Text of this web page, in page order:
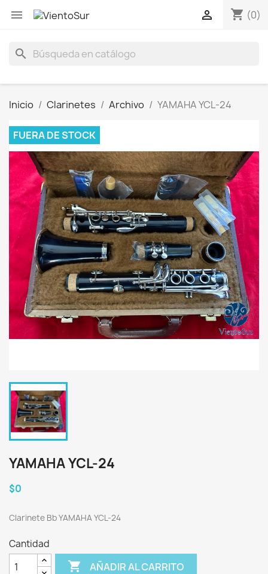
 shopping_cart (0)

search
Inicio Clarinetes Archivo YAMAHA YCL-24
FUERA DE STOCK
YAMAHA YCL-24
$0
Clarinete Bb YAMAHA YCL-24
Cantidad
 AÑADIR AL CARRITO